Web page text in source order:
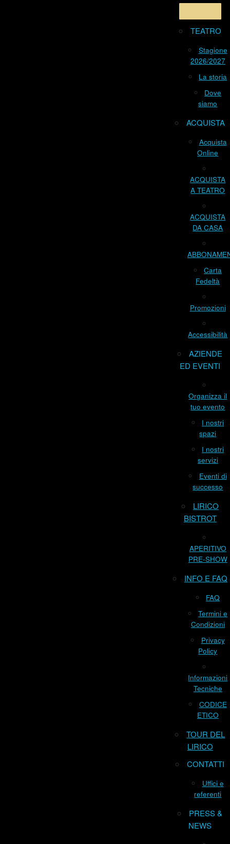
TEATRO
Stagione
2026/2027
La storia
Dove
siamo
ACQUISTA
Acquista
Online
ACQUISTA
A TEATRO
ACQUISTA
DA CASA
Carta
Fedeltà
Promozioni
Accessibilità
AZIENDE
ED EVENTI
Organizza il
tuo evento
I nostri
spazi
I nostri
servizi
Eventi di
successo
LIRICO
BISTROT
APERITIVO
PRE-SHOW
INFO E FAQ
FAQ
Termini e
Condizioni
Privacy
Policy
Informazioni
Tecniche
CODICE
ETICO
TOUR DEL
LIRICO
CONTATTI
Uffici e
referenti
PRESS &
NEWS